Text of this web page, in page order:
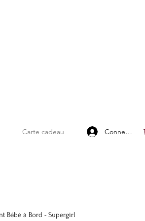
Carte cadeau Connexion
Bébé à Bord - Supergirl